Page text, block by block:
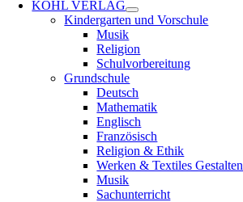
KOHL VERLAG
Kindergarten und Vorschule
Musik
Religion
Schulvorbereitung
Grundschule
Deutsch
Mathematik
Englisch
Französisch
Religion & Ethik
Werken & Textiles Gestalten
Musik
Sachunterricht